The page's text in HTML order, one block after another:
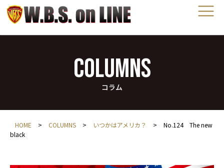
COLUMNS
コラム
HOME > COLUMNS > いつかはアメリカ？ >
No.124 The new
black